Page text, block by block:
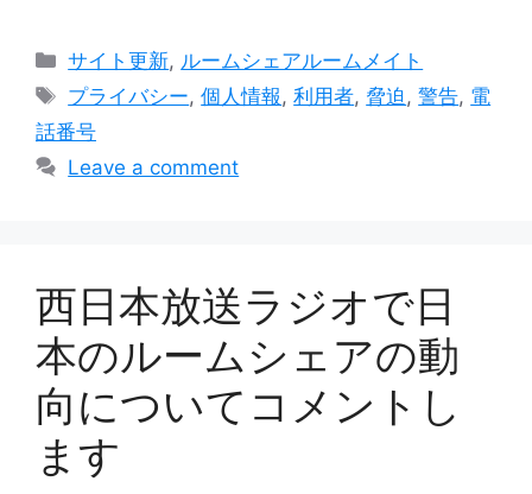
Categories
サイト更新, ルームシェアルームメイト
Tags
プライバシー,個人情報,利用者, 脅迫,警告, 電
話番号
Leave a comment
西日本放送ラジオで日
本のルームシェアの動
向についてコメントし
ます